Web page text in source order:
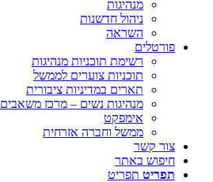
מנהיגות
ניהול חדשנות
השראה
פורטלים
רשימת תוכניות מנהיגות
תוכניות צוערים לממשל
תארים במדיניות ציבורית
מנהיגות נשים – מרכז משאבים
אימפקט
ממשל וחברה אזרחית
צור קשר
חיפוש באתר
תפריט תפריט